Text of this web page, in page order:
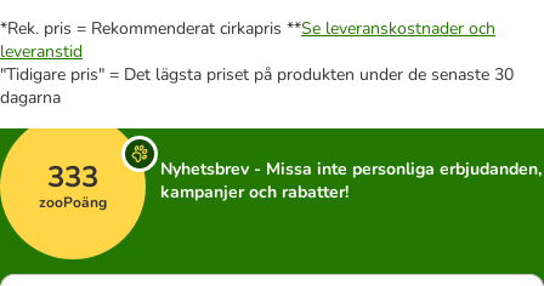
*Rek. pris = Rekommenderat cirkapris **Se leveranskostnader och
leveranstid
"Tidigare pris" = Det lägsta priset på produkten under de senaste 30
dagarna
333
zooPoäng
Nyhetsbrev - Missa inte personliga erbjudanden,
kampanjer och rabatter!